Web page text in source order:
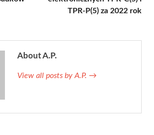
TPR-P(5) za 2022 rok
About A.P.
View all posts by A.P. →